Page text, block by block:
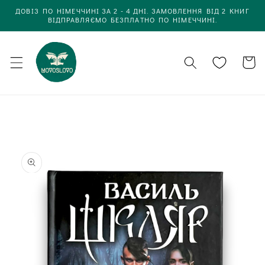
до
вмісту
ДОВІЗ ПО НІМЕЧЧИНІ ЗА 2 - 4 ДНІ. ЗАМОВЛЕННЯ ВІД 2 КНИГ
ВІДПРАВЛЯЄМО БЕЗПЛАТНО ПО НІМЕЧЧИНІ.
Кошик